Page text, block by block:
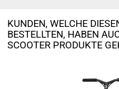
KUNDEN, WELCHE
BESTELLTEN, HABEN
SCOOTER PRODUKTE